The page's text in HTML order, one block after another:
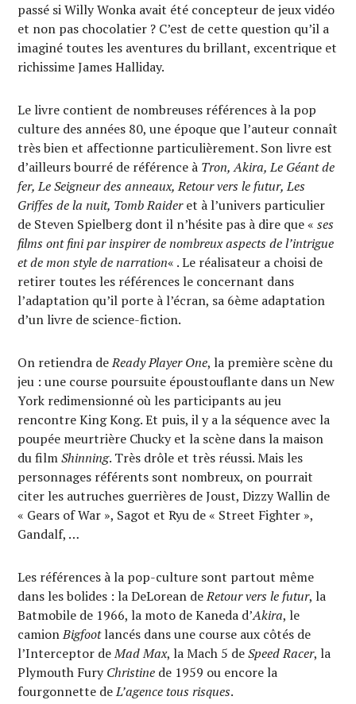
passé si Willy Wonka avait été concepteur de jeux vidéo
et non pas chocolatier ? C’est de cette question qu’il a
imaginé toutes les aventures du brillant, excentrique et
richissime James Halliday.
Le livre contient de nombreuses références à la pop
culture des années 80, une époque que l’auteur connaît
très bien et affectionne particulièrement. Son livre est
d’ailleurs bourré de référence à Tron, Akira, Le Géant de
fer, Le Seigneur des anneaux, Retour vers le futur, Les
Griffes de la nuit, Tomb Raideret à l’univers particulier
de Steven Spielberg dont il n’hésite pas à dire que «ses
films ont fini par inspirer de nombreux aspects de l’intrigue
et de mon style de narration« . Le réalisateur a choisi de
retirer toutes les références le concernant dans
l’adaptation qu’il porte à l’écran, sa 6ème adaptation
d’un livre de science-fiction.
On retiendra deReady Player One, la première scène du
jeu : une course poursuite époustouflante dans un New
York redimensionné où les participants au jeu
rencontre King Kong. Et puis, il y a la séquence avec la
poupée meurtrière Chucky et la scène dans la maison
du filmShinning. Très drôle et très réussi. Mais les
personnages référents sont nombreux, on pourrait
citer les autruches guerrières de Joust, Dizzy Wallin de
« Gears of War », Sagot et Ryu de « Street Fighter »,
Gandalf, …
Les références à la pop-culture sont partout même
dans les bolides : la DeLorean deRetour vers le futur, la
Batmobile de 1966, la moto de Kaneda d’Akira, le
camionBigfootlancés dans une course aux côtés de
l’Interceptor deMad Max, la Mach 5 deSpeed Racer, la
Plymouth FuryChristine de 1959 ou encore la
fourgonnette deL’agence tous risques.